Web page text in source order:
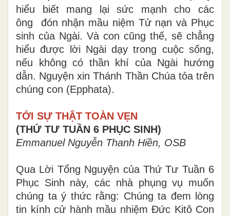
hiểu biết mang lại sức mạnh cho các
ông đón nhận mầu niệm Tử nạn và Phục
sinh của Ngài. Và con cũng thế, sẽ chẳng
hiểu được lời Ngài dạy trong cuộc sống,
nếu không có thần khí của Ngài hướng
dẫn. Nguyện xin Thánh Thần Chúa tỏa trên
chúng con (Epphata).
TỚI SỰ THẬT TOÀN VẸN
(THỨ TƯ TUẦN 6 PHỤC SINH)
Emmanuel Nguyễn Thanh Hiền, OSB
Qua Lời Tổng Nguyện của Thứ Tư Tuần 6
Phục Sinh này, các nhà phụng vụ muốn
chúng ta ý thức rằng: Chúng ta đem lòng
tin kính cử hành mầu nhiệm Đức Kitô Con